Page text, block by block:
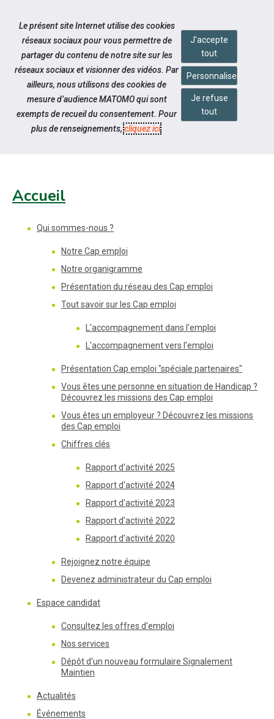
Aller au contenu
Pied de page
PLAN DU SITE
Accueil
Qui sommes-nous ?
Notre Cap emploi
Notre organigramme
Présentation du réseau des Cap emploi
Tout savoir sur les Cap emploi
L'accompagnement dans l'emploi
L'accompagnement vers l'emploi
Présentation Cap emploi "spéciale partenaires"
Vous êtes une personne en situation de Handicap ?
Découvrez les missions des Cap emploi
Vous êtes un employeur ? Découvrez les missions
des Cap emploi
Chiffres clés
Rapport d'activité 2025
Rapport d'activité 2024
Rapport d'activité 2023
Rapport d'activité 2022
Rapport d'activité 2020
Rejoignez notre équipe
Devenez administrateur du Cap emploi
Espace candidat
Consultez les offres d'emploi
Nos services
Dépôt d'un nouveau formulaire Signalement
Maintien
Actualités
Événements
Le présent site Internet utilise des cookies
réseaux sociaux pour vous permettre de
partager du contenu de notre site sur les
réseaux sociaux et visionner des vidéos. Par
ailleurs, nous utilisons des cookies de
mesure d’audience MATOMO qui sont
exempts de recueil du consentement. Pour
plus de renseignements,cliquez ici.
J'accepte
tout
Personnaliser
Je refuse
tout